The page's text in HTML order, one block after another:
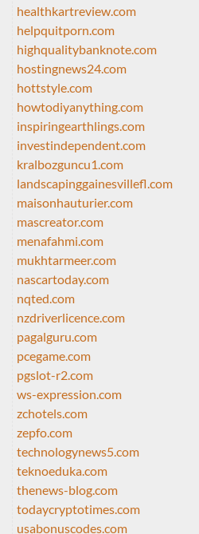
healthkartreview.com
helpquitporn.com
highqualitybanknote.com
hostingnews24.com
hottstyle.com
howtodiyanything.com
inspiringearthlings.com
investindependent.com
kralbozguncu1.com
landscapinggainesvillefl.com
maisonhauturier.com
mascreator.com
menafahmi.com
mukhtarmeer.com
nascartoday.com
nqted.com
nzdriverlicence.com
pagalguru.com
pcegame.com
pgslot-r2.com
ws-expression.com
zchotels.com
zepfo.com
technologynews5.com
teknoeduka.com
thenews-blog.com
todaycryptotimes.com
usabonuscodes.com